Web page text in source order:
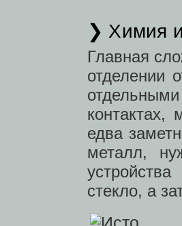
❯ Химия
Главная
отделении
контактах,
едва
металл,
стекло, а